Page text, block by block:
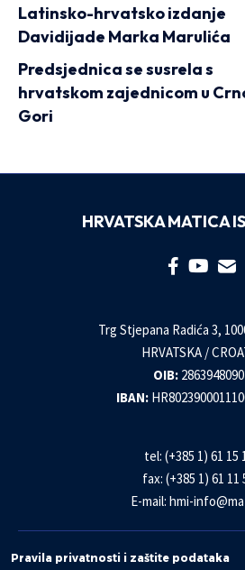
Latinsko-hrvatsko izdanje
Davidijade Marka Marulića
Predsjednica se susrela s
hrvatskom zajednicom u
Gori
HRVATSKA MATICA
Trg Stjepana Radića 3,
HRVATSKA /
OIB:
IBAN:
tel: (+385 1) 61 15
fax: (+385 1) 61 11
E-mail: hmi-
Pravila privatnosti i zaštite podataka